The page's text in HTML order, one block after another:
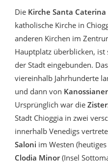
Die Kirche Santa
katholische Kirche in
anderen Kirchen im
Hauptplatz überblicken, ist
der Stadt eingebunden. Das
viereinhalb Jahrhunderte
und dann von
Ursprünglich war die
Stadt Chioggia in zwei
innerhalb Venedigs
Saloni im Westen
Clodia Minor(Insel